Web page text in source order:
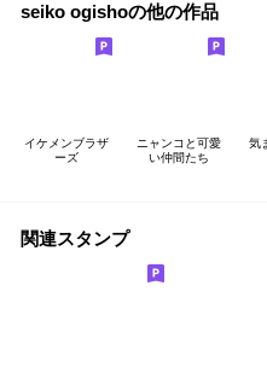
seiko ogishoの他の作品
イケメンブラザ
ーズ
ニャンコと可愛
い仲間たち
気
関連スタンプ